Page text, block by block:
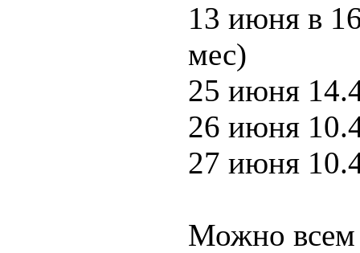
13 июня в
мес)
25 июня
26 июня
27 июня
Можно всем